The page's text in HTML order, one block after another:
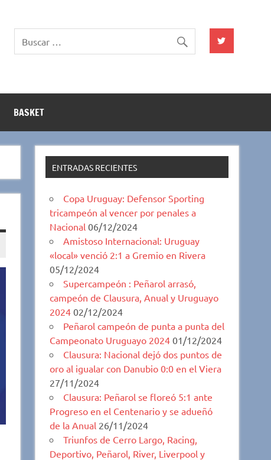
BASKET
ENTRADAS RECIENTES
Copa Uruguay: Defensor Sporting
tricampeón al vencer por penales a
Nacional 06/12/2024
Amistoso Internacional: Uruguay
«local» venció 2:1 a Gremio en Rivera
05/12/2024
Supercampeón : Peñarol arrasó,
campeón de Clausura, Anual y Uruguayo
2024 02/12/2024
Peñarol campeón de punta a punta del
Campeonato Uruguayo 2024 01/12/2024
Clausura: Nacional dejó dos puntos de
oro al igualar con Danubio 0:0 en el Viera
27/11/2024
Clausura: Peñarol se floreó 5:1 ante
Progreso en el Centenario y se adueñó
de la Anual 26/11/2024
Triunfos de Cerro Largo, Racing,
Deportivo, Peñarol, River, Liverpool y